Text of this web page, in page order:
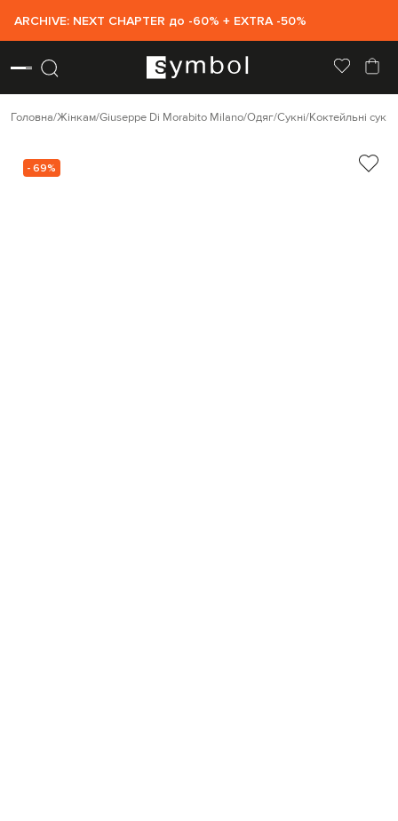
ARCHIVE: NEXT CHAPTER до -60% + EXTRA -50%
Головна Жінкам Giuseppe Di Morabito Milano Одяг Сукні Коктейльні сукні
- 69%